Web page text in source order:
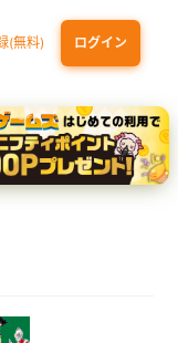
(無料) ログイン
（家族カード発行）
ス) セットプラン